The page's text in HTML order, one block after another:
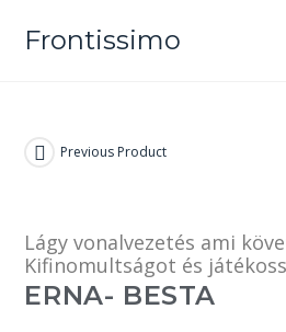
Frontissimo
Previous Product
Lágy vonalvezetés ami
Kifinomultságot és
ERNA- BESTA